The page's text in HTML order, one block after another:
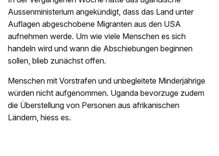
Aussenministerium angekündigt, dass das Land unter
Auflagen abgeschobene Migranten aus den USA
aufnehmen werde. Um wie viele Menschen es sich
handeln wird und wann die Abschiebungen beginnen
sollen, blieb zunächst offen.
Menschen mit Vorstrafen und unbegleitete Minderjährige
würden nicht aufgenommen. Uganda bevorzuge zudem
die Überstellung von Personen aus afrikanischen
Ländern, hiess es.